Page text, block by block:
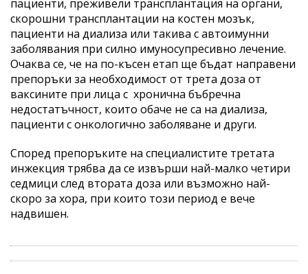
пациенти, преживели трансплантация на органи,
скорошни трансплантации на костен мозък,
пациенти на диализа или такива с автоимунни
заболявания при силно имуносупресивно лечение.
Очаква се, че на по-късен етап ще бъдат направени
препоръки за необходимост от трета доза от
ваксините при лица с хронична бъбречна
недостатъчност, които обаче не са на диализа,
пациенти с онкологично заболяване и други.
Според препоръките на специалистите третата
инжекция трябва да се извърши най-малко четири
седмици след втората доза или възможно най-
скоро за хора, при които този период е вече
надвишен.